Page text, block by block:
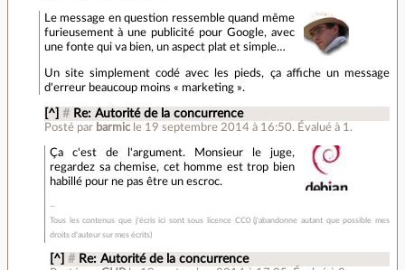
Le message en question ressemble quand même
furieusement à une publicité pour Google, avec
une fonte qui va bien, un aspect plat et simple…
Un site simplement codé avec les pieds, ça affiche un message
d'erreur beaucoup moins « marketing ».
[^] # Re: Autorité de la concurrence
Posté par barmic le 19 septembre 2014 à 16:50. Évalué à 1 .
Ça c'est de l'argument. Monsieur le juge,
regardez sa chemise, cet homme est trop bien
habillé pour ne pas être un escroc.
Tous les contenus que j'écris ici sont sous licence CC0 (j'abandonne autant que possible mes
droits d'auteur sur mes écrits)
[^] # Re: Autorité de la concurrence